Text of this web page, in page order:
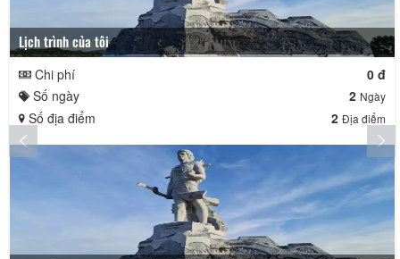
Lịch trình của tôi
Chi phí
0 đ
Số ngày
2 Ngày
Số địa điểm 2 Địa điểm